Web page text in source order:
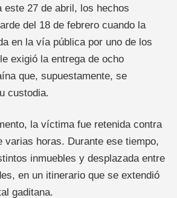
este 27 de abril, los hechos
del 18 de febrero cuando la
en la vía pública por uno de los
exigió la entrega de ocho
que, supuestamente, se
custodia.
la víctima fue retenida contra
varias horas. Durante ese tiempo,
inmuebles y desplazada entre
en un itinerario que se extendió
gaditana.